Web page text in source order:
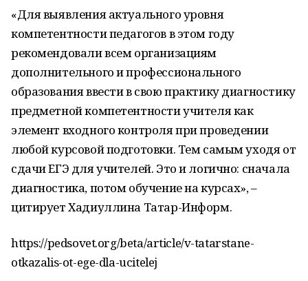
«Для выявления актуального уровня
компетентности педагогов в этом году
рекомендовали всем организациям
дополнительного и профессионального
образования ввести в свою практику диагностику
предметной компетентности учителя как
элемент входного контроля при проведении
любой курсовой подготовки. Тем самым уходя от
сдачи ЕГЭ для учителей. Это и логично: сначала
диагностика, потом обучение на курсах», –
цитирует Хадиуллина Татар-Информ.
https://pedsovet.org/beta/article/v-tatarstane-
otkazalis-ot-ege-dla-ucitelej